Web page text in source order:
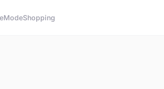
ModeShopping